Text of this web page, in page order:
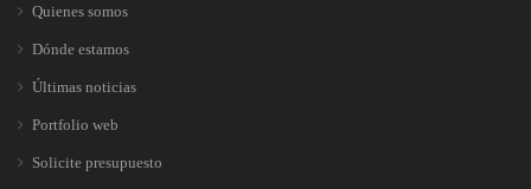
Quienes somos
Dónde estamos
Últimas noticias
Portfolio web
Solicite presupuesto